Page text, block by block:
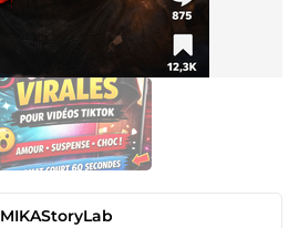
MIKAStoryLab